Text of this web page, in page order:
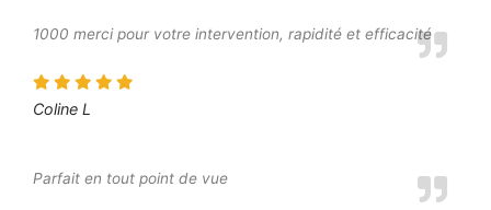
1000 merci pour votre intervention, rapidité et efficacité
Coline L
Parfait en tout point de vue